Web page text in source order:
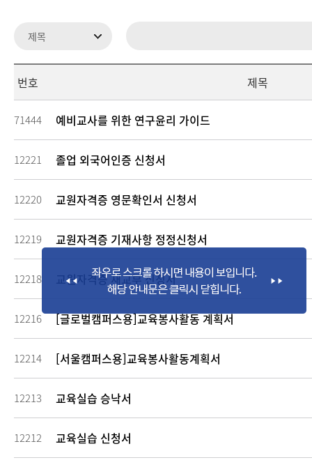
번호 제목
71444 예비교사를 위한 연구윤리 가이드
12221 졸업 외국어인증 신청서
12220 교원자격증 영문확인서 신청서
12219 교원자격증 기재사항 정정신청서
12218 교원자격증 재교부 신청서
12216 [글로벌캠퍼스용]교육봉사활동 계획서
12214 [서울캠퍼스용]교육봉사활동계획서
12213 교육실습 승낙서
12212 교육실습 신청서